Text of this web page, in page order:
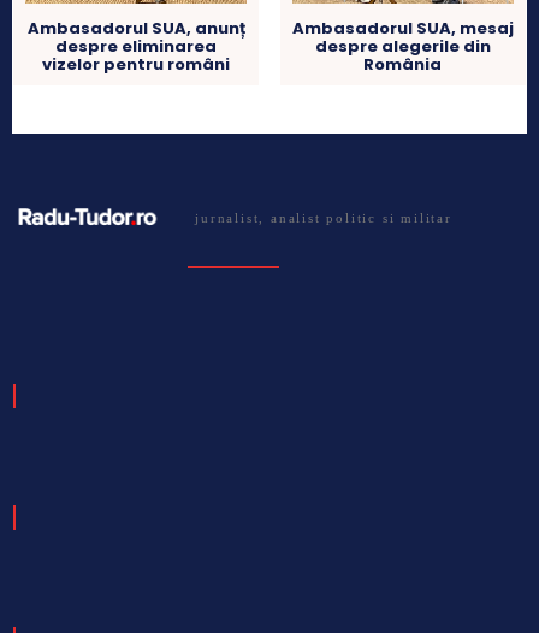
Ambasadorul SUA, anunț
despre eliminarea
vizelor pentru români
Ambasadorul SUA, mesaj
despre alegerile din
România
jurnalist, analist politic si militar